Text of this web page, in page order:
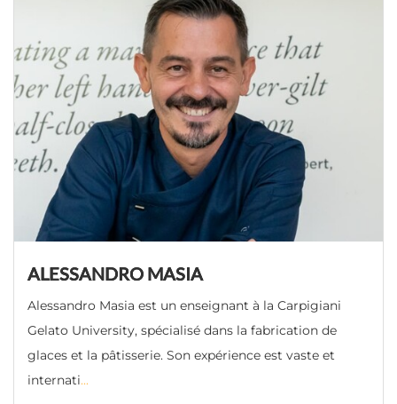
ALESSANDRO MASIA
Alessandro Masia est un enseignant à la Carpigiani
Gelato University, spécialisé dans la fabrication de
glaces et la pâtisserie. Son expérience est vaste et
internati...